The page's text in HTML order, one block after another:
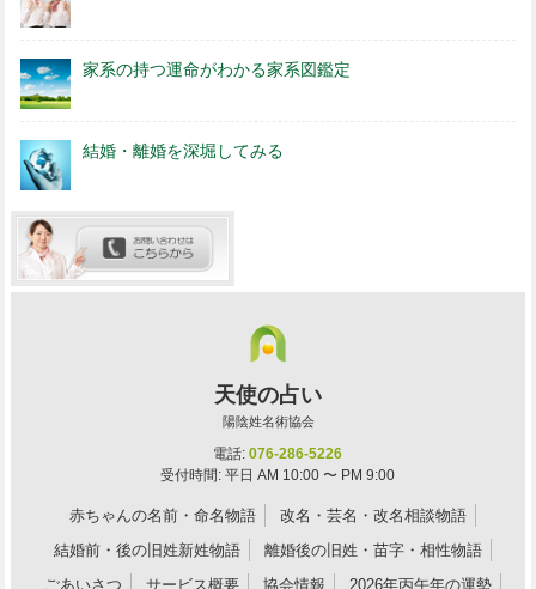
家系の持つ運命がわかる家系図鑑定
結婚・離婚を深堀してみる
天使の占い
陽陰姓名術協会
電話:076-286-5226
受付時間: 平日 AM 10:00 〜 PM 9:00
赤ちゃんの名前・命名物語
改名・芸名・改名相談物語
結婚前・後の旧姓新姓物語
離婚後の旧姓・苗字・相性物語
ごあいさつ
サービス概要 協会情報 2026年丙午年の運勢